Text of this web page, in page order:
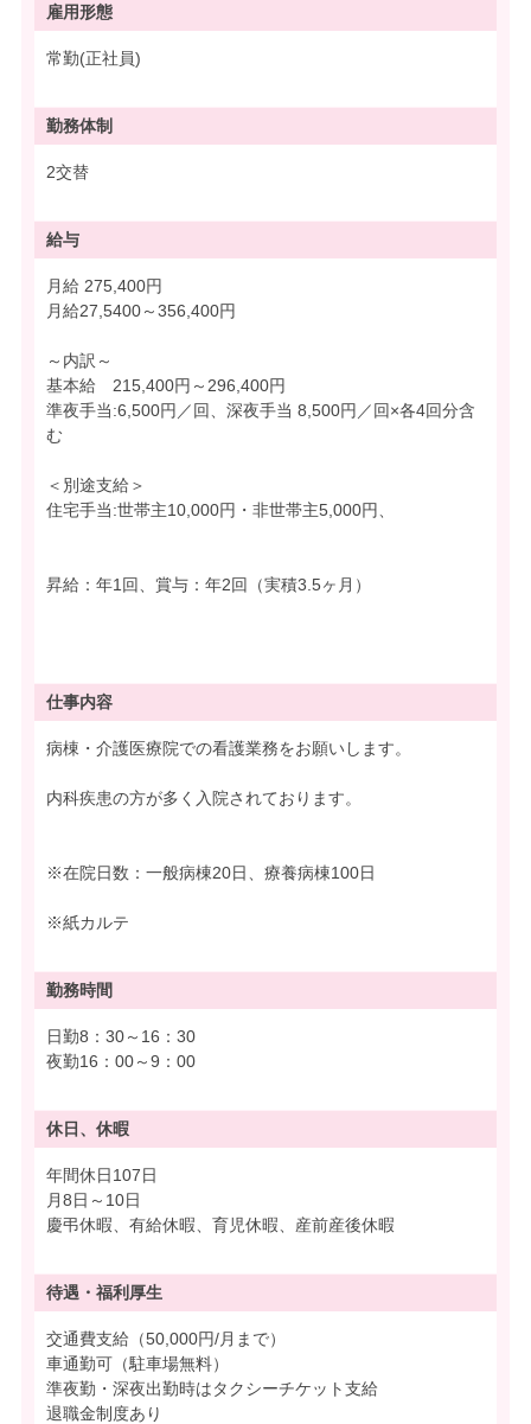
雇用形態
常勤(正社員)
勤務体制
2交替
給与
月給 275,400円
月給27,5400～356,400円
～内訳～
基本給 215,400円～296,400円
準夜手当:6,500円／回、深夜手当 8,500円／回×各4回分含
む
＜別途支給＞
住宅手当:世帯主10,000円・非世帯主5,000円、
昇給：年1回、賞与：年2回（実積3.5ヶ月）
仕事内容
病棟・介護医療院での看護業務をお願いします。
内科疾患の方が多く入院されております。
※在院日数：一般病棟20日、療養病棟100日
※紙カルテ
勤務時間
日勤8：30～16：30
夜勤16：00～9：00
休日、休暇
年間休日107日
月8日～10日
慶弔休暇、有給休暇、育児休暇、産前産後休暇
待遇・ 福利厚生
交通費支給（50,000円/月まで）
車通勤可（駐車場無料）
準夜勤・深夜出勤時はタクシーチケット支給
退職金制度あり